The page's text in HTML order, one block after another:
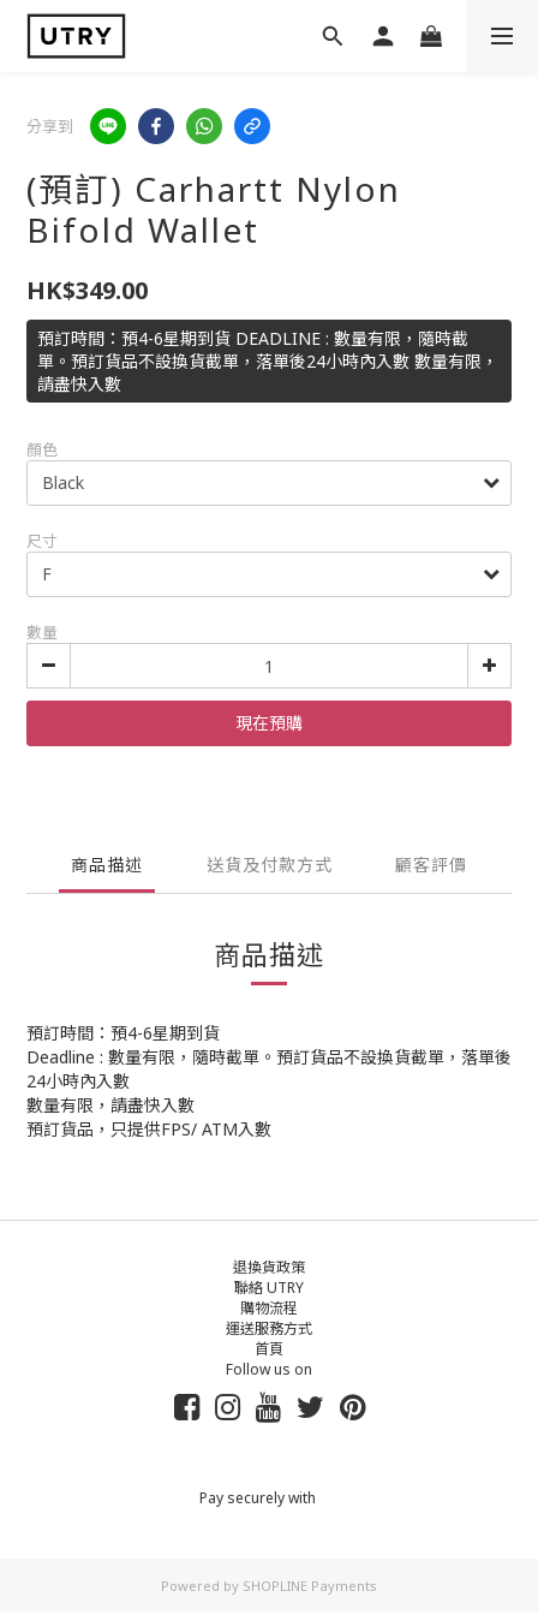
分享到
(預訂) Carhartt Nylon
Bifold Wallet
HK$349.00
預訂時間：預4-6星期到貨 DEADLINE : 數量有限，隨時截
單。預訂貨品不設換貨截單，落單後24小時內入數 數量有限，
請盡快入數
顏色
尺寸
數量
現在預購
商品描述 送貨及付款方式 顧客評價
商品描述
預訂時間：預4-6星期到貨
Deadline : 數量有限，隨時截單。預訂貨品不設換貨截單，落單後
24小時內入數
數量有限，請盡快入數
預訂貨品，只提供FPS/ ATM入數
退換貨政策
聯絡 UTRY
購物流程
運送服務方式
首頁
Follow us on
Pay securely with
Powered by SHOPLINE Payments